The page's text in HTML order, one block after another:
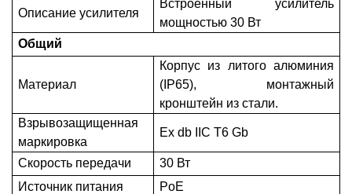
Описание усилителя
Встроенный усилитель
мощностью 30 Вт
Общий
Материал
Корпус из литого алюминия
(IP65), монтажный
кронштейн из стали.
Взрывозащищенная
маркировка
Ex db IIC T6 Gb
Скорость передачи
30 Вт
Источник питания
PoE